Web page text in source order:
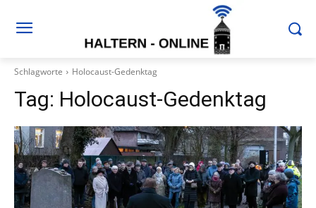
Schlagworte Holocaust-Gedenktag
Tag: Holocaust-Gedenktag